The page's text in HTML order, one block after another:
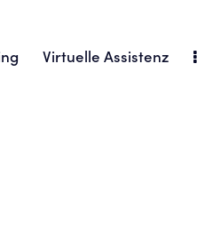
Virtuelle Assistenz